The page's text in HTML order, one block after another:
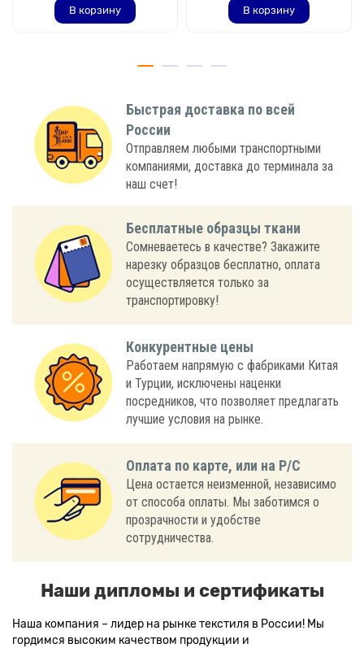
В корзину В корзину
Быстрая доставка по всей
России
Отправляем любыми транспортными
компаниями, доставка до терминала за
наш счет!
Бесплатные образцы ткани
Сомневаетесь в качестве? Закажите
нарезку образцов бесплатно, оплата
осуществляется только за
транспортировку!
Конкурентные цены
Работаем напрямую с фабриками Китая
и Турции, исключены наценки
посредников, что позволяет предлагать
лучшие условия на рынке.
Оплата по карте, или на Р/С
Цена остается неизменной, независимо
от способа оплаты. Мы заботимся о
прозрачности и удобстве
сотрудничества.
Наши дипломы и сертификаты
Наша компания – лидер на рынке текстиля в России! Мы
гордимся высоким качеством продукции и